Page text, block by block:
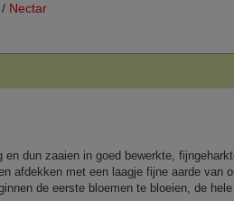
/ Nectar
en dun zaaien in goed bewerkte,
afdekken met een laagje fijne aarde van
de eerste bloemen te bloeien, de